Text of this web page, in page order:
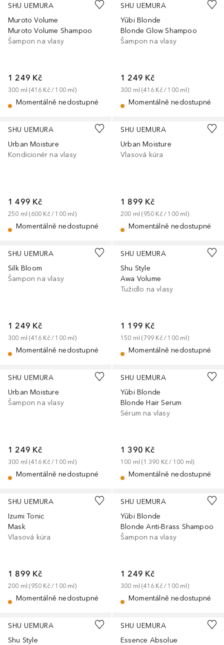
SHU UEMURA
Muroto Volume
Muroto Volume Shampoo
Šampon na vlasy
1 249 Kč
300 ml (416 Kč / 100 ml)
Momentálně nedostupné
SHU UEMURA
Yūbi Blonde
Blonde Glow Shampoo
Šampon na vlasy
1 249 Kč
300 ml (416 Kč / 100 ml)
Momentálně nedostupné
SHU UEMURA
Urban Moisture
Kondicionér na vlasy
1 499 Kč
250 ml (600 Kč / 100 ml)
Momentálně nedostupné
SHU UEMURA
Urban Moisture
Vlasová kúra
1 899 Kč
200 ml (950 Kč / 100 ml)
Momentálně nedostupné
SHU UEMURA
Silk Bloom
Šampon na vlasy
1 249 Kč
300 ml (416 Kč / 100 ml)
Momentálně nedostupné
SHU UEMURA
Shu Style
Awa Volume
Tužidlo na vlasy
1 199 Kč
150 ml (799 Kč / 100 ml)
Momentálně nedostupné
SHU UEMURA
Urban Moisture
Šampon na vlasy
1 249 Kč
300 ml (416 Kč / 100 ml)
Momentálně nedostupné
SHU UEMURA
Yūbi Blonde
Blonde Hair Serum
Sérum na vlasy
1 390 Kč
100 ml (1 390 Kč / 100 ml)
Momentálně nedostupné
SHU UEMURA
Izumi Tonic
Mask
Vlasová kúra
1 899 Kč
200 ml (950 Kč / 100 ml)
Momentálně nedostupné
SHU UEMURA
Yūbi Blonde
Blonde Anti-Brass Shampoo
Šampon na vlasy
1 249 Kč
300 ml (416 Kč / 100 ml)
Momentálně nedostupné
SHU UEMURA
Shu Style
SHU UEMURA
Essence Absolue